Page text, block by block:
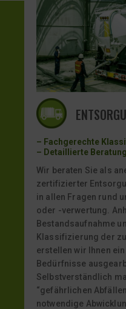
– Fachgerechte
– Detaillierte Beratung
Wir beraten Sie als
zertifizierter
in allen Fragen rund
oder -verwertung.
Bestandsaufnahme
Klassifizierung der
erstellen wir Ihnen
Bedürfnisse
Selbstverständlich
“gefährlichen
notwendige